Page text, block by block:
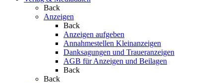
Back
Anzeigen
Back
Anzeigen aufgeben
Annahmestellen Kleinanzeigen
Danksagungen und Traueranzeigen
AGB für Anzeigen und Beilagen
Back
Back